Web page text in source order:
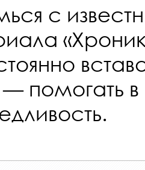
с
помогать